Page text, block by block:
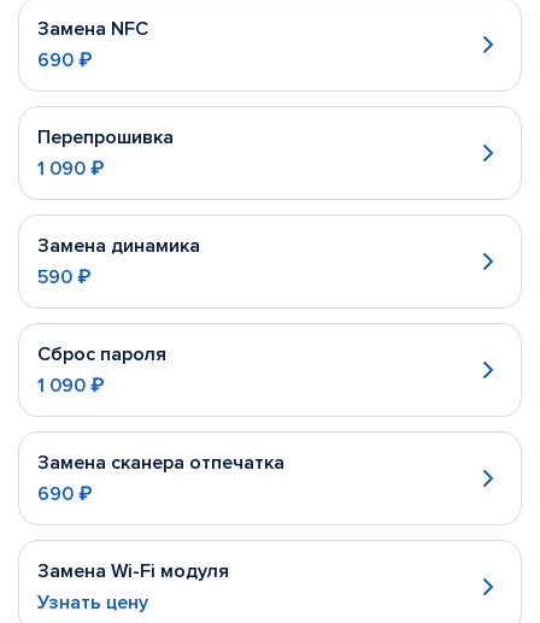
Замена NFC
690 ₽
Перепрошивка
1 090 ₽
Замена динамика
590 ₽
Сброс пароля
1 090 ₽
Замена сканера отпечатка
690 ₽
Замена Wi-Fi модуля
Узнать цену